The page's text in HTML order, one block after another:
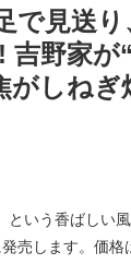
で見送
野家が
がしねぎ
いう香ばしい
売します。価